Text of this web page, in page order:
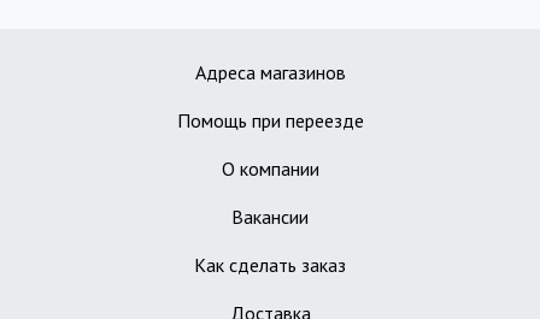
Адреса магазинов
Помощь при переезде
О компании
Вакансии
Как сделать заказ
Доставка